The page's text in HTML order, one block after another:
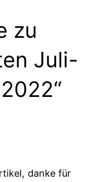
zu
Juli-
danke für